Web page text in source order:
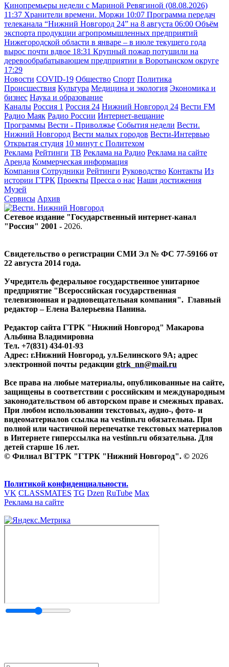
Кинопремьеры недели с Мариной Ревягиной (08.08.2026)
11:37 Хранители времени. Моржи 10:07 Программа передач
телеканала “Нижний Новгород 24” на 8 августа 06:00 Объём
экспорта продукции агропромышленных предприятий
Нижегородской области в январе – в июле текущего года
вырос почти вдвое 18:31 Крупный пожар потушили на
деревообрабатывающем предприятии в Воротынском округе
17:29
Новости COVID-19 Общество Спорт Политика
Происшествия Культура Медицина и экология Экономика и
бизнес Наука и образование
Каналы Россия 1 Россия 24 Нижний Новгород 24 Вести FM
Радио Маяк Радио России Интернет-вещание
Программы Вести - Приволжье События недели Вести.
Нижний Новгород Вести малых городов Вести-Интервью
Открытая студия 10 минут с Политехом
Реклама Рейтинги ТВ Реклама на Радио Реклама на сайте
Аренда Коммерческая информация
Компания Сотрудники Рейтинги Руководство Контакты Из
истории ГТРК Проекты Пресса о нас Наши достижения
Музей
Сервисы Архив
Сетевое издание "Государственный интернет-канал
"Россия" 2001 - 2026.
Свидетельство о регистрации СМИ Эл № ФС 77-59166 от
22 августа 2014 года.
Учредитель федеральное государственное унитарное
предприятие "Всероссийская государственная
телевизионная и радиовещательная компания". Главный
редактор – Елена Валерьевна Панина.
Редактор сайта ГТРК "Нижний Новгород" Макарова
Альбина Владимировна
Тел. +7(831) 434-01-93
Адрес: г.Нижний Новгород, ул.Белинского 9А; адрес
электронной почты редакции gtrk_nn@mail.ru
Все права на любые материалы, опубликованные на сайте,
защищены в соответствии с российским и международным
законодательством об авторском праве и смежных правах.
При любом использовании текстовых, аудио-, фото- и
видеоматериалов ссылка на vestinn.ru обязательна. При
полной или частичной перепечатке текстовых материалов
в Интернете гиперссылка на vestinn.ru обязательна. Для
детей старше 16 лет.
© Филиал ВГТРК "ГТРК "Нижний Новгород". © 2026
Политикой конфиденциальности.
VK CLASSMATES TG Dzen RuTube Max
Реклама на сайте